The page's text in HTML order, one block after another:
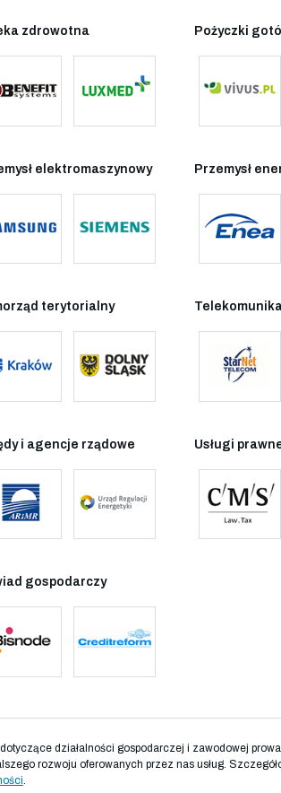
zdrowotna Pożyczki
elektromaszynowy Przemysł
terytorialny
i agencje rządowe Usługi
gospodarczy
działalności gospodarczej i zawodowej
rozwoju oferowanych przez nas usług.
.